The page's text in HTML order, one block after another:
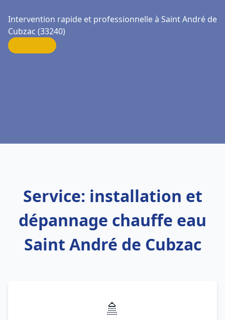
Intervention rapide et professionnelle à Saint André de
Cubzac (33240)
Service: installation et
dépannage chauffe eau
Saint André de Cubzac
🚿